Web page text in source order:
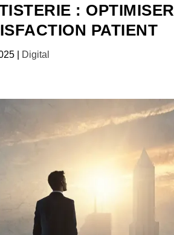
: OPTIMISER
PATIENT
Digital